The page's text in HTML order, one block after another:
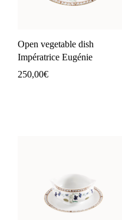
Open vegetable dish
Impératrice Eugénie
250,00€